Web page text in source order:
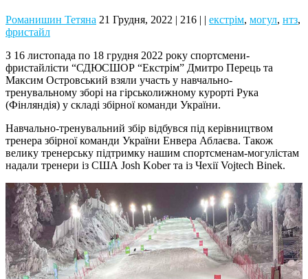
Романишин Тетяна 21 Грудня, 2022 | 216 | | екстрім, могул, нтз,
фристайл
З 16 листопада по 18 грудня 2022 року спортсмени-
фристайлісти “СДЮСШОР “Екстрім” Дмитро Перець та
Максим Островський взяли участь у навчально-
тренувальному зборі на гірськолижному курорті Рука
(Фінляндія) у складі збірної команди України.
Навчально-тренувальний збір відбувся під керівництвом
тренера збірної команди України Енвера Аблаєва. Також
велику тренерську підтримку нашим спортсменам-могулістам
надали тренери із США Josh Kober та із Чехії Vojtech Binek.